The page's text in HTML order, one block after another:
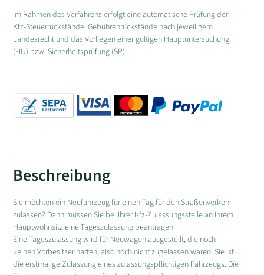
Im Rahmen des Verfahrens erfolgt eine automatische Prüfung der
Kfz-Steuerrückstände, Gebührenrückstände nach jeweiligem
Landesrecht und das Vorliegen einer gültigen Hauptuntersuchung
(HU) bzw. Sicherheitsprüfung (SP).
Beschreibung
Sie möchten ein Neufahrzeug für einen Tag für den Straßenverkehr
zulassen? Dann müssen Sie bei Ihrer Kfz-Zulassungsstelle an Ihrem
Hauptwohnsitz eine Tageszulassung beantragen.
Eine Tageszulassung wird für Neuwagen ausgestellt, die noch
keinen Vorbesitzer hatten, also noch nicht zugelassen waren. Sie ist
die erstmalige Zulassung eines zulassungspflichtigen Fahrzeugs. Die